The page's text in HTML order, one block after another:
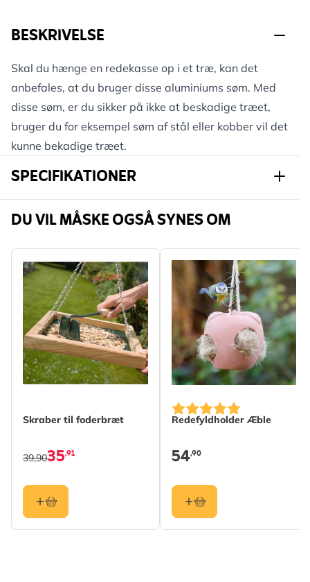
BESKRIVELSE
Skal du hænge en redekasse op i et træ, kan det
anbefales, at du bruger disse aluminiums søm. Med
disse søm, er du sikker på ikke at beskadige træet,
bruger du for eksempel søm af stål eller kobber vil det
kunne bekadige træet.
SPECIFIKATIONER
Varenummer 940970320
Bredde 48 mm
Højde 20 mm
Længde 84 mm
Vægt 0.02 kg
Farve Sølv
Metal
Læs mere
DU VIL MÅSKE OGSÅ SYNES OM
Skraber til foderbræt
35,91
39,90
Redefyldholder Æble
54,90